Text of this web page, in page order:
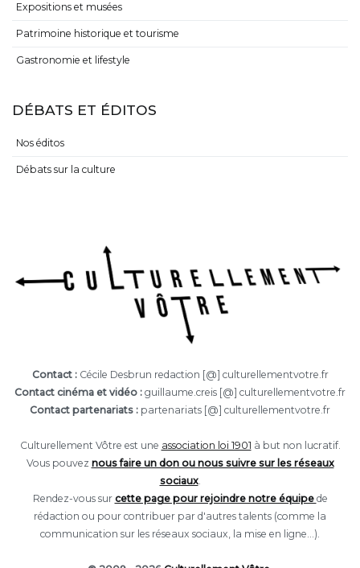
Expositions et musées
Patrimoine historique et tourisme
Gastronomie et lifestyle
DÉBATS ET ÉDITOS
Nos éditos
Débats sur la culture
Contact :Cécile Desbrun redaction [@] culturellementvotre.fr
Contact cinéma et vidéo : guillaume.creis [@] culturellementvotre.fr
Contact partenariats : partenariats [@] culturellementvotre.fr
Culturellement Vôtre est une association loi 1901 à but non lucratif.
Vous pouvez nous faire un don ou nous suivre sur les réseaux
sociaux.
Rendez-vous sur cette page pour rejoindre notre équipe de
rédaction ou pour contribuer par d'autres talents (comme la
communication sur les réseaux sociaux, la mise en ligne...).